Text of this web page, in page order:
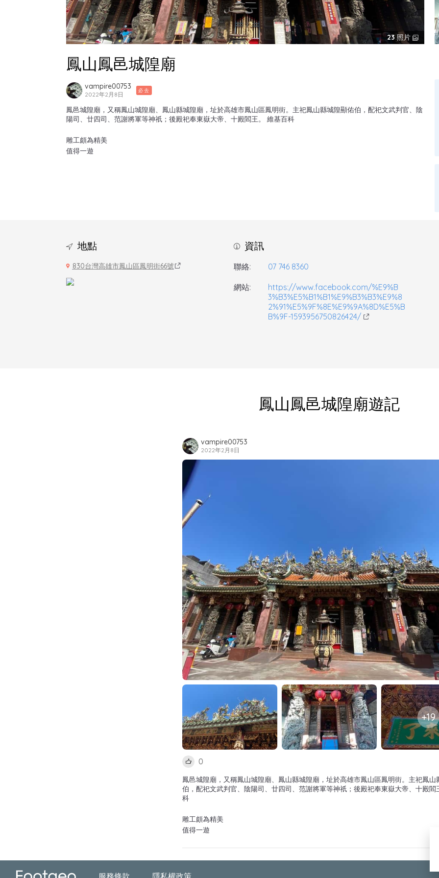
23照片
鳳山鳳邑城隍廟
vampire00753
2022年2月8日
必去
鳳邑城隍廟，又稱鳳山城隍廟、鳳山縣城隍廟，址於高雄市鳳山區鳳明街。主祀鳳山縣城隍顯佑伯，配祀文武判官、陰
陽司、廿四司、范謝將軍等神祇；後殿祀奉東嶽大帝、十殿閻王。 維基百科
雕工頗為精美
值得一遊
地點
830台灣高雄市鳳山區鳳明街66號
資訊
聯絡: 07 746 8360
網站:
https://www.facebook.com/%E9%B
3%B3%E5%B1%B1%E9%B3%B3%E9%8
2%91%E5%9F%8E%E9%9A%8D%E5%B
B%9F-1593956750826424/
鳳山鳳邑城隍廟遊記
vampire00753
2022年2月8日
+19
0
鳳邑城隍廟，又稱鳳山城隍廟、鳳山縣城隍廟，址於高雄市鳳山區鳳明街。主祀鳳山
伯，配祀文武判官、陰陽司、廿四司、范謝將軍等神祇；後殿祀奉東嶽大帝、十殿閻
科
雕工頗為精美
值得一遊
服務條款 隱私權政策